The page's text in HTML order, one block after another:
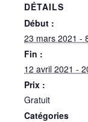
DÉTAILS
Début :
23 mars 2021 -
Fin :
12 avril 2021 -
Prix :
Gratuit
Catégories